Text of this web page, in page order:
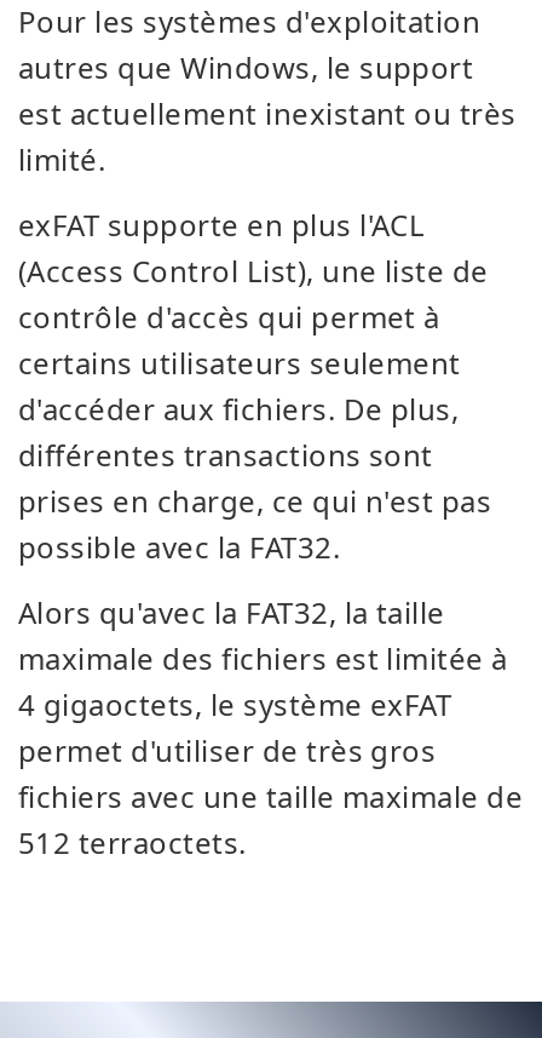
Pour les systèmes d'exploitation
autres que Windows, le support
est actuellement inexistant ou très
limité.
exFAT supporte en plus l'ACL
(Access Control List), une liste de
contrôle d'accès qui permet à
certains utilisateurs seulement
d'accéder aux fichiers. De plus,
différentes transactions sont
prises en charge, ce qui n'est pas
possible avec la FAT32.
Alors qu'avec la FAT32, la taille
maximale des fichiers est limitée à
4 gigaoctets, le système exFAT
permet d'utiliser de très gros
fichiers avec une taille maximale de
512 terraoctets.